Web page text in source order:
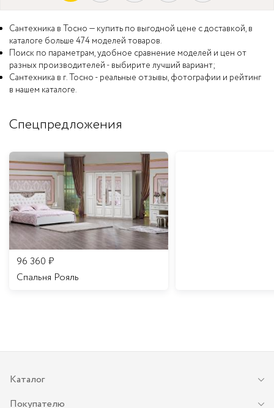
Сантехника в Тосно — купить по выгодной цене с доставкой, в
каталоге больше 474 моделей товаров.
Поиск по параметрам, удобное сравнение моделей и цен от
разных производителей - выбирите лучший вариант;
Сантехника в г. Тосно - реальные отзывы, фотографии и рейтинг
в нашем каталоге.
Спецпредложения
96 360 ₽
Спальня Рояль
Каталог
Покупателю